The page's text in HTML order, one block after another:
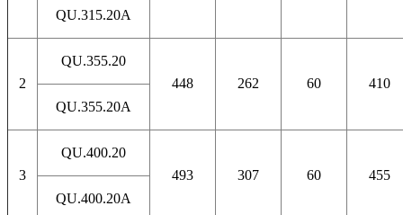
QU.315.20A
2
QU.355.20
448
262 60
410
QU.355.20A
3
QU.400.20
493
307 60
455
QU.400.20A